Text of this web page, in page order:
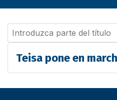
Introduzca parte del título
Teisa pone en